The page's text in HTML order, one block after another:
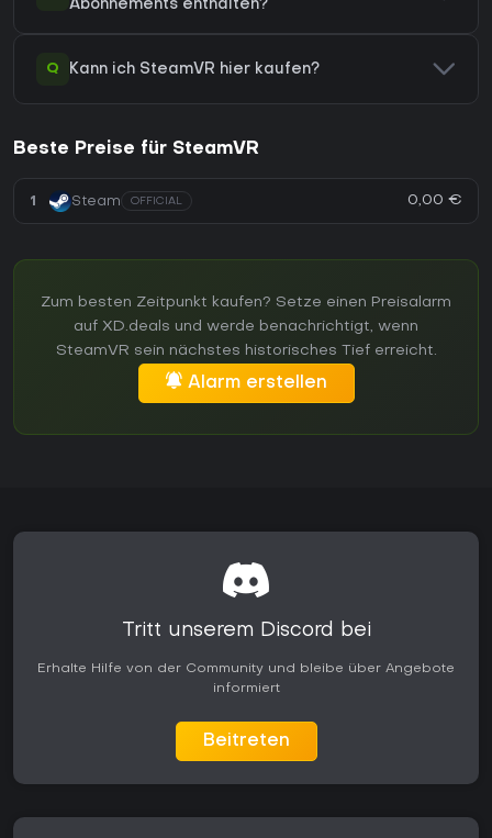
Abonnements enthalten?
Q Kann ich SteamVR hier kaufen?
Beste Preise für SteamVR
1 Steam OFFICIAL 0,00 €
Zum besten Zeitpunkt kaufen? Setze einen Preisalarm
auf XD.deals und werde benachrichtigt, wenn
SteamVR sein nächstes historisches Tief erreicht.
Alarm erstellen
Tritt unserem Discord bei
Erhalte Hilfe von der Community und bleibe über Angebote
informiert
Beitreten